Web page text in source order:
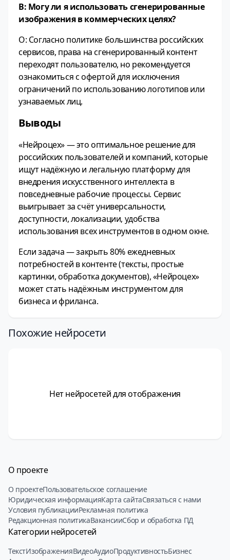
В: Могу ли я использовать сгенерированные
изображения в коммерческих целях?
О: Согласно политике большинства российских
сервисов, права на сгенерированный контент
переходят пользователю, но рекомендуется
ознакомиться с офертой для исключения
ограничений по использованию логотипов или
узнаваемых лиц.
Выводы
«Нейроцех» — это оптимальное решение для
российских пользователей и компаний, которые
ищут надёжную и легальную платформу для
внедрения искусственного интеллекта в
повседневные рабочие процессы. Сервис
выигрывает за счёт универсальности,
доступности, локализации, удобства
использования всех инструментов в одном окне.
Если задача — закрыть 80% ежедневных
потребностей в контенте (тексты, простые
картинки, обработка документов), «Нейроцех»
может стать надёжным инструментом для
бизнеса и фриланса.
Похожие нейросети
Нет нейросетей для отображения
О проекте
О проектеПользовательское соглашение
Юридическая информацияКарта сайтаСвязаться с нами
Условия публикацииРекламная политика
Редакционная политикаВакансииСбор и обработка ПД
Категории нейросетей
ТекстИзображенияВидеоАудиоПродуктивностьБизнес